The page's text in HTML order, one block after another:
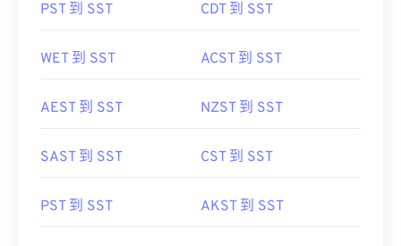
PST 到 SST CDT 到 SST
WET 到 SST ACST 到 SST
AEST 到 SST NZST 到 SST
SAST 到 SST CST 到 SST
PST 到 SST AKST 到 SST